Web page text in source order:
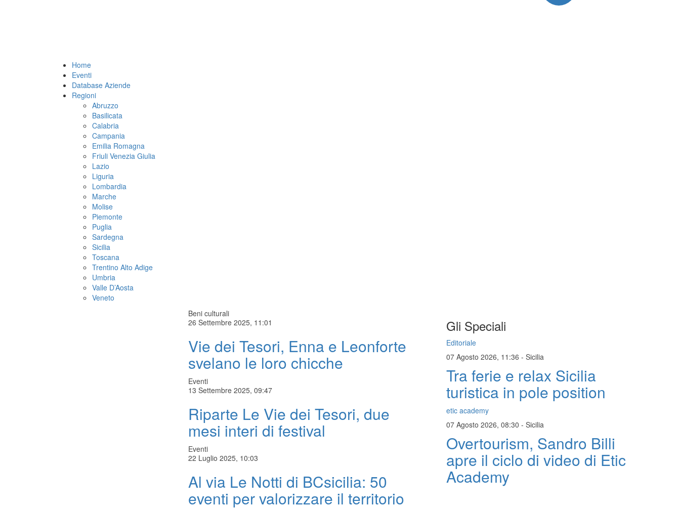
Home
Eventi
Database Aziende
Regioni
Abruzzo
Basilicata
Calabria
Campania
Emilia Romagna
Friuli Venezia Giulia
Lazio
Liguria
Lombardia
Marche
Molise
Piemonte
Puglia
Sardegna
Sicilia
Toscana
Trentino Alto Adige
Umbria
Valle D’Aosta
Veneto
Beni culturali
26 Settembre 2025, 11:01
Vie dei Tesori, Enna e Leonforte
svelano le loro chicche
Eventi
13 Settembre 2025, 09:47
Riparte Le Vie dei Tesori, due
mesi interi di festival
Eventi
22 Luglio 2025, 10:03
Al via Le Notti di BCsicilia: 50
eventi per valorizzare il territorio
Gli Speciali
Editoriale
07 Agosto 2026, 11:36 - Sicilia
Tra ferie e relax Sicilia
turistica in pole position
etic academy
07 Agosto 2026, 08:30 - Sicilia
Overtourism, Sandro Billi
apre il ciclo di video di Etic
Academy